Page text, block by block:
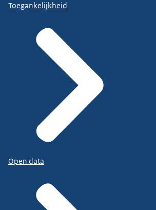
Toegankelijkheid
Open data